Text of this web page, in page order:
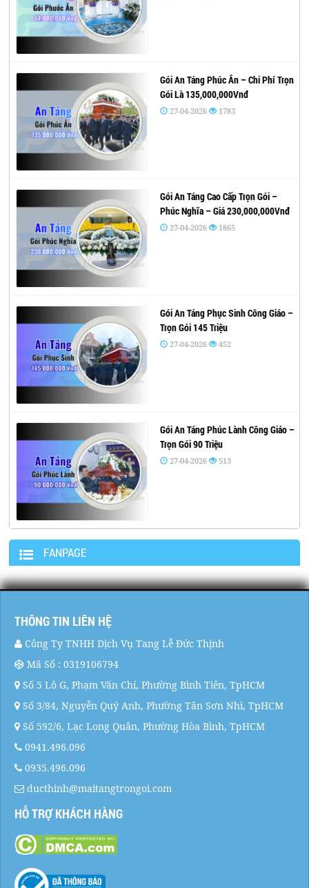
Gói An Táng Phúc Ân – Chi Phí Trọn
Gói Là 135,000,000Vnđ
27-04-2026 1783
Gói An Táng Cao Cấp Trọn Gói –
Phúc Nghĩa – Giá 230,000,000Vnđ
27-04-2026 1865
Gói An Táng Phục Sinh Công Giáo –
Trọn Gói 145 Triệu
27-04-2026 452
Gói An Táng Phúc Lành Công Giáo –
Trọn Gói 90 Triệu
27-04-2026 513
FANPAGE
THÔNG TIN LIÊN HỆ
Công Ty TNHH Dịch Vụ Tang Lễ Đức Thịnh
Mã Số : 0319106794
Số 5 Lô G, Phạm Văn Chí, Phường Bình Tiên, TpHCM
Số 3/84, Nguyễn Quý Anh, Phường Tân Sơn Nhì, TpHCM
Số 592/6, Lạc Long Quân, Phường Hòa Bình, TpHCM
0941.496.096
0935.496.096
ducthinh@maitangtrongoi.com
HỖ TRỢ KHÁCH HÀNG